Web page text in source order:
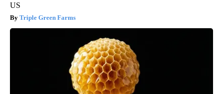
US
Triple Green Farms